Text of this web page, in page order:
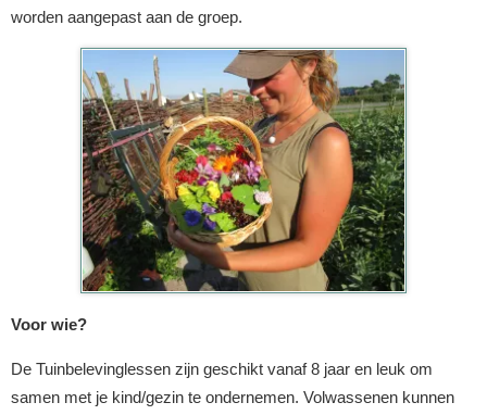
worden aangepast aan de groep.
Voor wie?
De Tuinbelevinglessen zijn geschikt vanaf 8 jaar en leuk om
samen met je kind/gezin te ondernemen. Volwassenen kunnen